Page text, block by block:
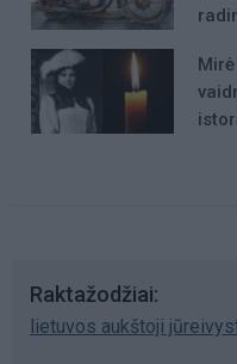
Raktažodžiai
lietuvos aukštoji